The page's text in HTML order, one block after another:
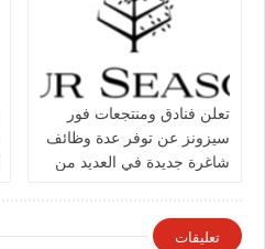
تعلن فنادق ومنتجعات فور
سيزونز‏ عن توفر عدة وظائف
شاغرة جديدة في العديد من
تعليقات